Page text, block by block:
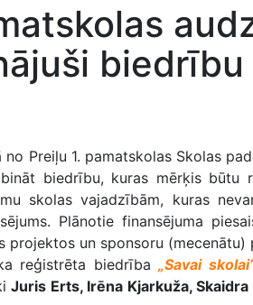
biedrību
Preiļu 1. pamatskolas Skolas
biedrību, kuras mērķis būtu
skolas vajadzībām, kuras
Plānotie finansējuma
projektos un sponsoru (mecenātu)
reģistrēta biedrība „Savai
Juris Erts, Irēna Kjarkuža,